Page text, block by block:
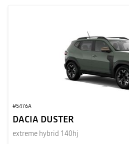
#5476A
DACIA DUSTER
extreme hybrid 140hj